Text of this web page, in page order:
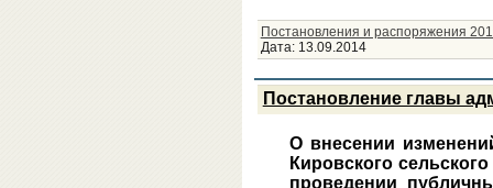
Постановления и распоряжения
Дата: 13.09.2014
Постановление главы
О внесении
Кировского
проведении